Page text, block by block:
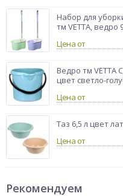
Набор для
тм VETTA, ведро
Цена от
Ведро тм VETTA
цвет светло-
Цена от
Таз 6,5 л цвет
Цена от
Рекомендуем